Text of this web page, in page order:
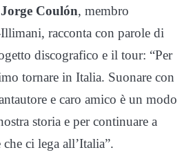
Jorge Coulón, membro
racconta con parole di
discografico e il tour: “Per
tornare in Italia. Suonare con
e caro amico è un modo
storia e per continuare a
ci lega all’Italia”.